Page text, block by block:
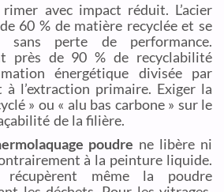
avec impact réduit. L’acier
60 % de matière recyclée et se
sans perte de performance.
près de 90 % de recyclabilité
énergétique divisée par
l’extraction primaire. Exiger la
» ou « alu bas carbone » sur le
de la filière.
poudre ne libère ni
à la peinture liquide.
récupèrent même la poudre